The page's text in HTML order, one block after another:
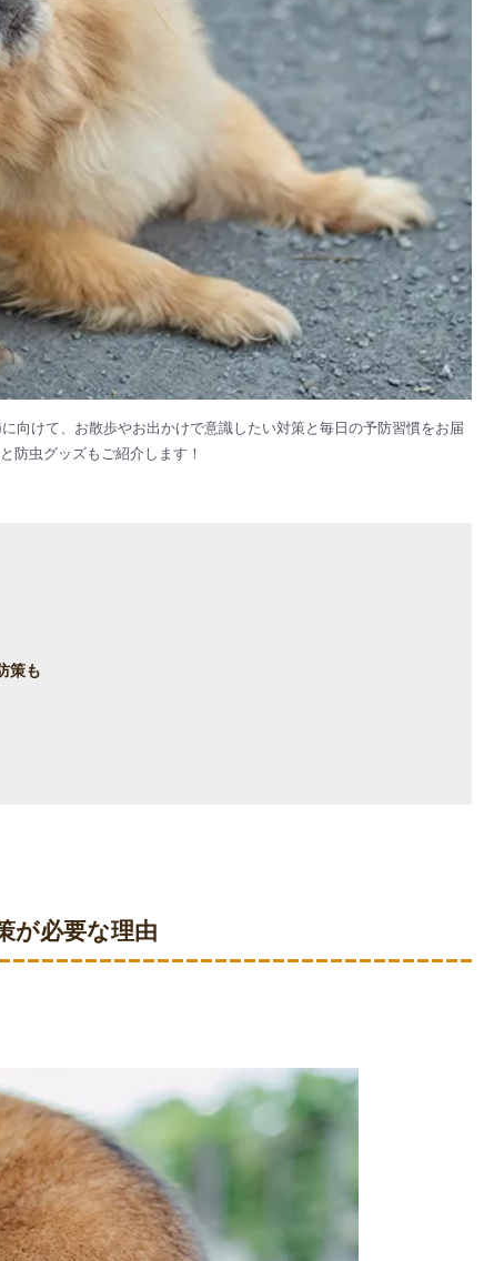
向けて、お散歩やお出かけで意識したい対策と毎日の予防習慣をお届
防虫グッズもご紹介します！
策も
が必要な理由